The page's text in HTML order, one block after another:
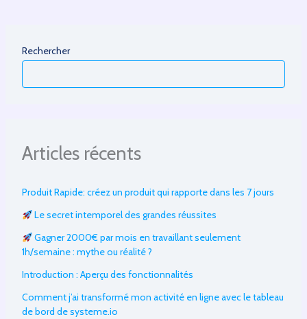
Rechercher
Articles récents
Produit Rapide: créez un produit qui rapporte dans les 7 jours
Le secret intemporel des grandes réussites
Gagner 2000€ par mois en travaillant seulement
1h/semaine : mythe ou réalité ?
Introduction : Aperçu des fonctionnalités
Comment j’ai transformé mon activité en ligne avec le tableau
de bord de systeme.io